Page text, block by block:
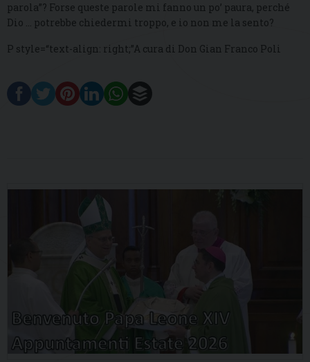
parola”? Forse queste parole mi fanno un po’ paura, perché
Dio … potrebbe chiedermi troppo, e io non me la sento?
P style=“text-align: right;”A cura di Don Gian Franco Poli